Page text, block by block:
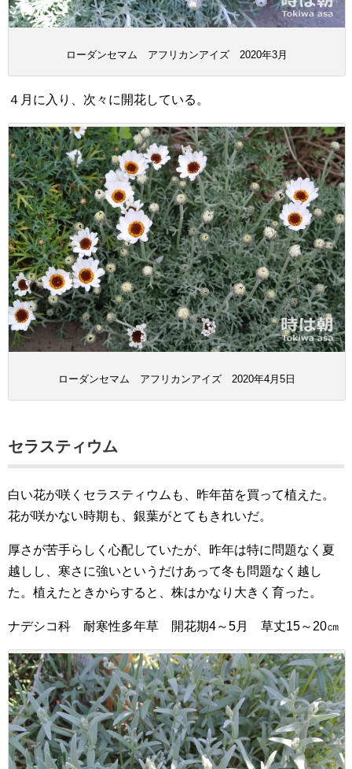
ローダンセマム アフリカンアイズ 2020年3月
４月に入り、次々に開花している。
ローダンセマム アフリカンアイズ 2020年4月5日
セラスティウム
白い花が咲くセラスティウムも、昨年苗を買って植えた。
花が咲かない時期も、銀葉がとてもきれいだ。
厚さが苦手らしく心配していたが、昨年は特に問題なく夏
越しし、寒さに強いというだけあって冬も問題なく越し
た。植えたときからすると、株はかなり大きく育った。
ナデシコ科 耐寒性多年草 開花期4～5月 草丈15～20㎝